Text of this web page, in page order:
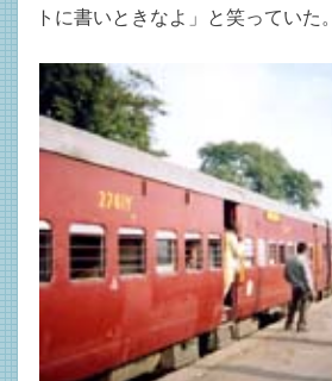
トに書いときなよ」と笑っていた。